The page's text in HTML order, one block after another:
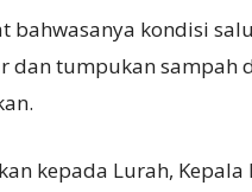
bahwasanya kondisi
dan tumpukan sampah
kepada Lurah,